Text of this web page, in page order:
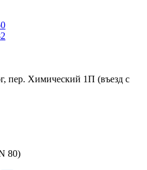
пер. Химический 1П (въезд с
80)